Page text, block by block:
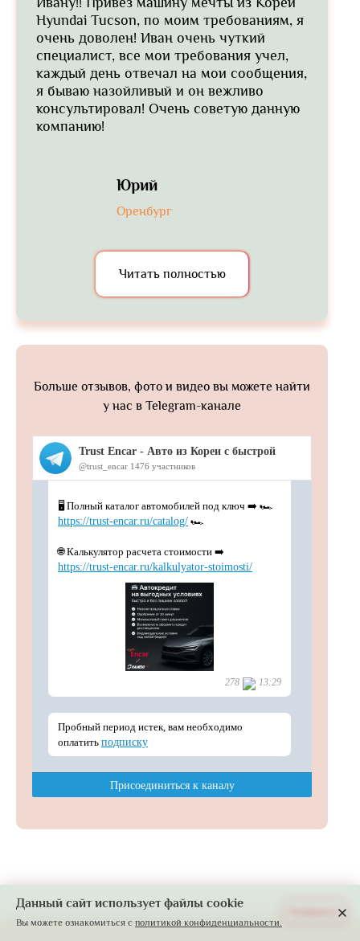
Hyundai Tucson, по моим требованиям, я
очень доволен! Иван очень чуткий
специалист, все мои требования учел,
каждый день отвечал на мои сообщения,
я бываю назойливый и он вежливо
консультировал! Очень советую данную
компанию!
Юрий
Оренбург
Читать полностью
Больше отзывов, фото и видео вы можете найти
у нас в Telegram-канале
Данный сайт использует файлы cookie
Вы можете ознакомиться с политикой конфиденциальности.
Развернуть